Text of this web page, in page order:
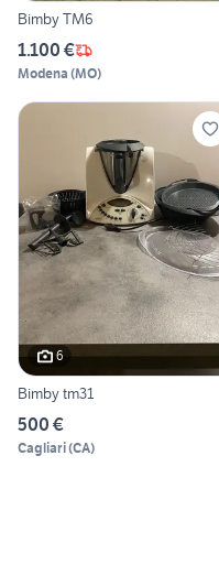
Bimby TM6
1.100 €
Modena (MO)
6
Bimby tm31
500 €
Cagliari(CA)